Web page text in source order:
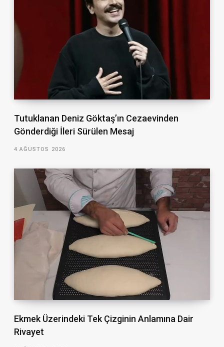
Tutuklanan Deniz Göktaş’ın Cezaevinden
Gönderdiği İleri Sürülen Mesaj
4 AĞUSTOS 2026
Ekmek Üzerindeki Tek Çizginin Anlamına Dair
Rivayet